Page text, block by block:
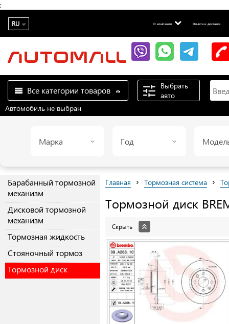
;
RU О компании Оплата и доставка
Все категории товаров
Выбрать
авто
Автомобиль не выбран
Марка Год
Барабанный тормозной
механизм
Дисковой тормозной
механизм
Тормозная жидкость
Cтояночный тормоз
Тормозной диск
Главная › Тормозная система ›
Тормозной диск
Скрыть